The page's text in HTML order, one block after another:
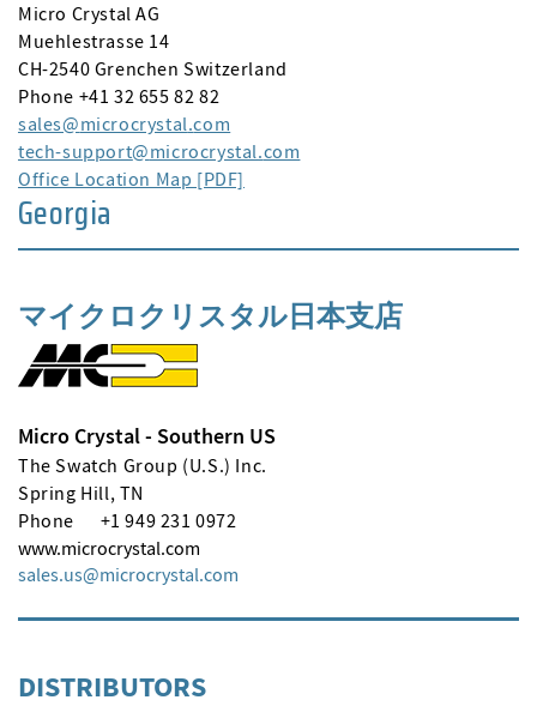
Micro Crystal AG
Muehlestrasse 14
CH-2540 Grenchen Switzerland
Phone +41 32 655 82 82
sales
microcrystal com
tech-support
microcrystal com
Office Location Map [PDF]
Georgia
マイクロクリスタル日本支店
Micro Crystal - Southern US
The Swatch Group (U.S.) Inc.
Spring Hill, TN
Phone
+1 949 231 0972
www.microcrystal.com
sales.us
microcrystal com
DISTRIBUTORS